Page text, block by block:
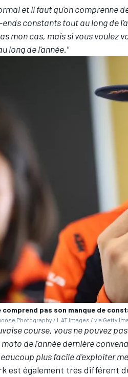
et il faut qu'on comprenne
constants tout au long de
mon cas, mais si vous voulez
long de l'année."
comprend pas son manque de
Photography / LAT Images / via Getty
course, vous ne pouvez
moto de l'année dernière
plus facile d'exploiter
est également très différent